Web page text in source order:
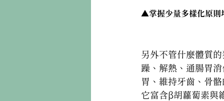
▲掌握少量多樣化原則
另外不管什麼體質
躁、解熱、通腸胃
胃、維持牙齒、骨
它富含β胡蘿蔔素與